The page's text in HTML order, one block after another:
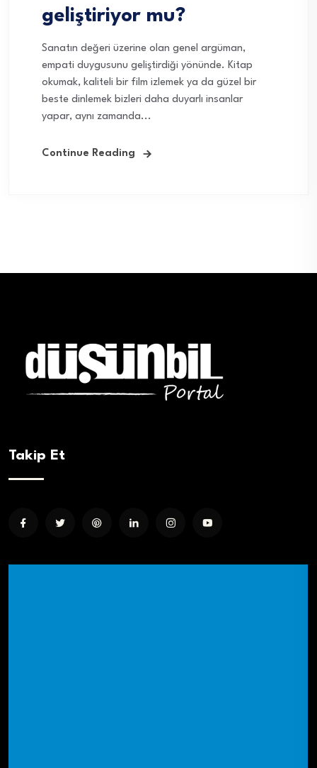
geliştiriyor mu?
Sanatın değeri üzerine olan genel argüman,
empati duygusunu geliştirdiği yönünde. Kitap
okumak, kaliteli bir film izlemek ya da güzel bir
beste dinlemek bizleri daha duyarlı insanlar
yapar, aynı zamanda...
Continue Reading
Takip Et